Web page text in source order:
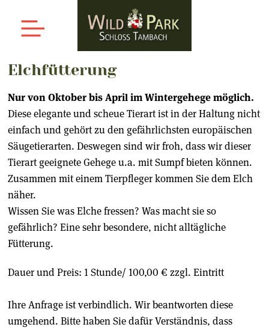
Elchfütterung
Nur von Oktober bis April im Wintergehege möglich.
Diese elegante und scheue Tierart ist in der Haltung nicht
einfach und gehört zu den gefährlichsten europäischen
Säugetierarten. Deswegen sind wir froh, dass wir dieser
Tierart geeignete Gehege u.a. mit Sumpf bieten können.
Zusammen mit einem Tierpfleger kommen Sie dem Elch
näher.
Wissen Sie was Elche fressen? Was macht sie so
gefährlich? Eine sehr besondere, nicht alltägliche
Fütterung.
Dauer und Preis: 1 Stunde/ 100,00 € zzgl. Eintritt
Ihre Anfrage ist verbindlich. Wir beantworten diese
umgehend. Bitte haben Sie dafür Verständnis, dass